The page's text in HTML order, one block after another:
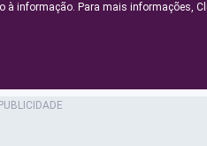
à informação. Para mais informações,